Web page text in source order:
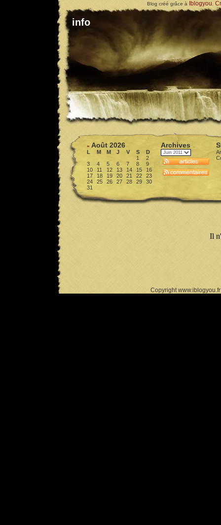
Blog créé grâce à Iblogyou
info
« Août 2026
L M M J V S
D
1
2
3
4 5 6 7 8
9
10
11 12 13 14 15
16
17
18 19 20 21 22
23
24
25 26 27 28 29
30
31
Archives
Il
Copyright